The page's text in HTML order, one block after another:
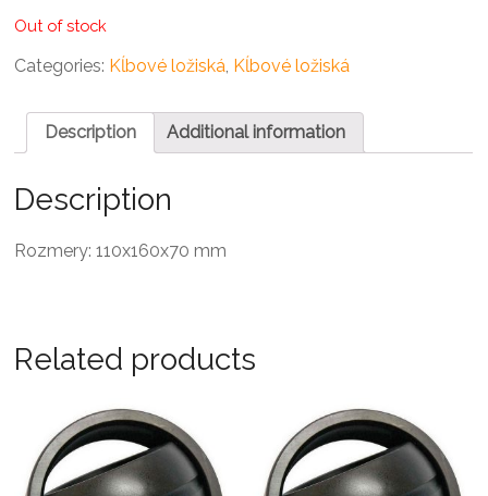
Out of stock
Categories: Kĺbové ložiská, Kĺbové ložiská
Description Additional information
Description
Rozmery: 110x160x70 mm
Related products